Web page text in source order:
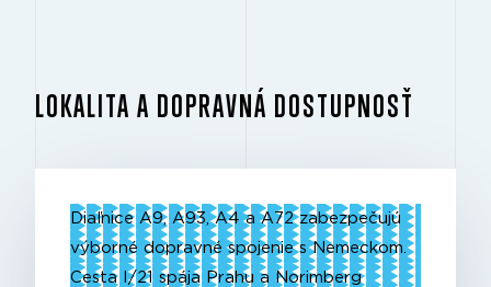
LOKALITA A DOPRAVNÁ DOSTUPNOSŤ
Diaľnice A9, A93, A4 a A72 zabezpečujú
výborné dopravné spojenie s Nemeckom.
Cesta I/21 spája Prahu a Norimberg